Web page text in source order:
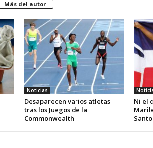
Más del autor
Noticias
Desaparecen varios atletas
tras los Juegos de la
Commonwealth
Ni el